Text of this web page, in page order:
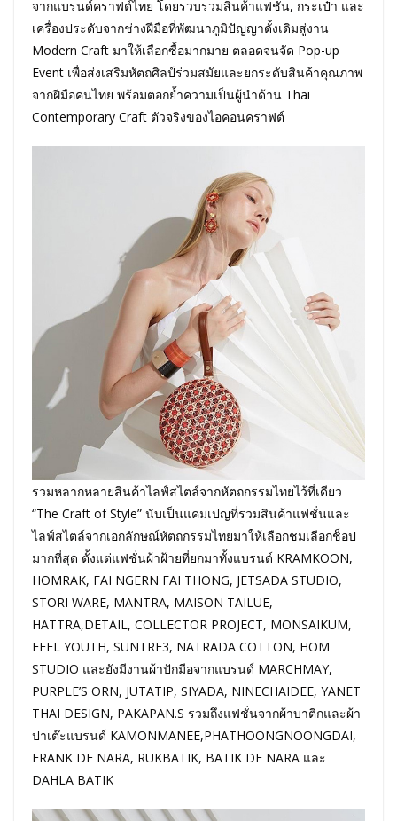
จากแบรนด์คราฟต์ไทย โดยรวบรวมสินค้าแฟชั่น, กระเป๋า และ
เครื่องประดับจากช่างฝีมือที่พัฒนาภูมิปัญญาดั้งเดิมสู่งาน
Modern Craft มาให้เลือกซื้อมากมาย ตลอดจนจัด Pop-up
Event เพื่อส่งเสริมหัตถศิลป์ร่วมสมัยและยกระดับสินค้าคุณภาพ
จากฝีมือคนไทย พร้อมตอกย้ำความเป็นผู้นำด้าน Thai
Contemporary Craft ตัวจริงของไอคอนคราฟต์
รวมหลากหลายสินค้าไลฟ์สไตล์จากหัตถกรรมไทยไว้ที่เดียว
“The Craft of Style” นับเป็นแคมเปญที่รวมสินค้าแฟชั่นและ
ไลฟ์สไตล์จากเอกลักษณ์หัตถกรรมไทยมาให้เลือกชมเลือกช็อป
มากที่สุด ตั้งแต่แฟชั่นผ้าฝ้ายที่ยกมาทั้งแบรนด์ KRAMKOON,
HOMRAK, FAI NGERN FAI THONG, JETSADA STUDIO,
STORI WARE, MANTRA, MAISON TAILUE,
HATTRA,DETAIL, COLLECTOR PROJECT, MONSAIKUM,
FEEL YOUTH, SUNTRE3, NATRADA COTTON, HOM
STUDIO และยังมีงานผ้าปักมือจากแบรนด์ MARCHMAY,
PURPLE’S ORN, JUTATIP, SIYADA, NINECHAIDEE, YANET
THAI DESIGN, PAKAPAN.S รวมถึงแฟชั่นจากผ้าบาติกและผ้า
ปาเต๊ะแบรนด์ KAMONMANEE,PHATHOONGNOONGDAI,
FRANK DE NARA, RUKBATIK, BATIK DE NARA และ
DAHLA BATIK